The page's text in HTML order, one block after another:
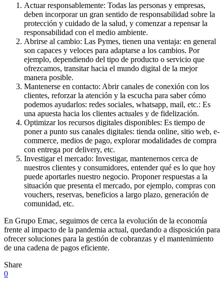
Actuar responsablemente: Todas las personas y empresas,
deben incorporar un gran sentido de responsabilidad sobre la
protección y cuidado de la salud, y comenzar a repensar la
responsabilidad con el medio ambiente.
Abrirse al cambio: Las Pymes, tienen una ventaja: en general
son capaces y veloces para adaptarse a los cambios. Por
ejemplo, dependiendo del tipo de producto o servicio que
ofrezcamos, transitar hacia el mundo digital de la mejor
manera posible.
Mantenerse en contacto: Abrir canales de conexión con los
clientes, reforzar la atención y la escucha para saber cómo
podemos ayudarlos: redes sociales, whatsapp, mail, etc.: Es
una apuesta hacia los clientes actuales y de fidelización.
Optimizar los recursos digitales disponibles: Es tiempo de
poner a punto sus canales digitales: tienda online, sitio web, e-
commerce, medios de pago, explorar modalidades de compra
con entrega por delivery, etc.
Investigar el mercado: Investigar, mantenernos cerca de
nuestros clientes y consumidores, entender qué es lo que hoy
puede aportarles nuestro negocio. Proponer respuestas a la
situación que presenta el mercado, por ejemplo, compras con
vouchers, reservas, beneficios a largo plazo, generación de
comunidad, etc.
En Grupo Emac, seguimos de cerca la evolución de la economía
frente al impacto de la pandemia actual, quedando a disposición para
ofrecer soluciones para la gestión de cobranzas y el mantenimiento
de una cadena de pagos eficiente.
Share
0